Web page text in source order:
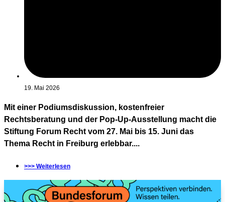
19. Mai 2026
Mit einer Podiumsdiskussion, kostenfreier
Rechtsberatung und der Pop-Up-Ausstellung macht die
Stiftung Forum Recht vom 27. Mai bis 15. Juni das
Thema Recht in Freiburg erlebbar....
>>> Weiterlesen